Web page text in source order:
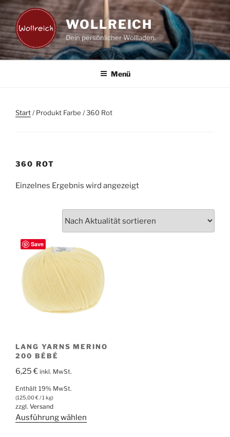
Zum
Inhalt
springen
WOLLREICH
Dein persönlicher Wollladen.
Menü
Start/ Produkt Farbe / 360 Rot
360 ROT
Einzelnes Ergebnis wird angezeigt
Save
LANG YARNS MERINO
200 BÉBÉ
6,25€ inkl. MwSt.
Enthält 19% MwSt.
(125,00€/ 1 kg)
zzgl. Versand
Ausführung wählen